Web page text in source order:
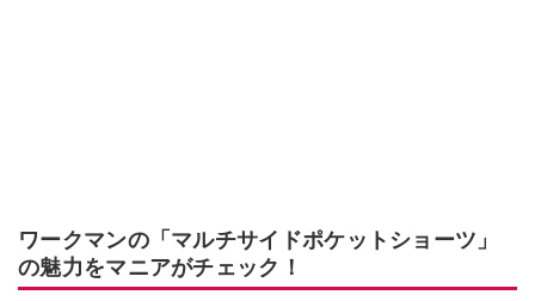
ワークマンの「マルチサイドポケットショーツ」
の魅力をマニアがチェック！